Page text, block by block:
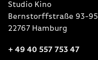
Studio Kino
Bernstorffstraße 93-95
22767 Hamburg
+ 49 40 557 753 47